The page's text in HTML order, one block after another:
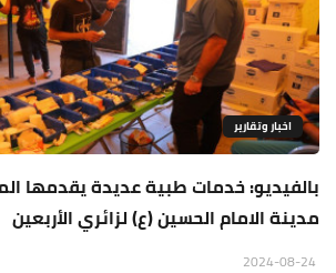
اخبار وتقارير
بالفيديو: خدمات طبية عديدة يقدمها
مدينة الامام الحسين (ع) لزائري الأربعين